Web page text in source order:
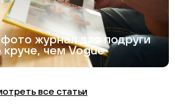
журнал для подруги
чем Vogue
все статьи